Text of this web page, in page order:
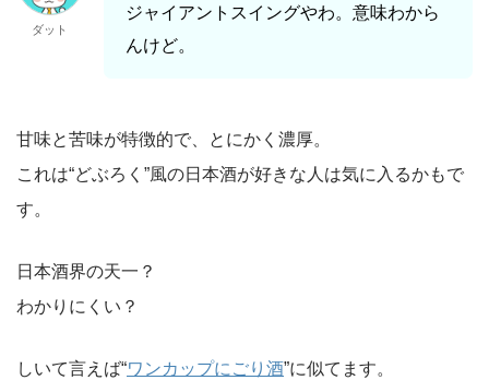
ダット
ジャイアントスイングやわ。意味わから
んけど。
甘味と苦味が特徴的で、とにかく濃厚。
これは“どぶろく”風の日本酒が好きな人は気に入るかもで
す。
日本酒界の天一？
わかりにくい？
しいて言えば“ワンカップにごり酒”に似てます。